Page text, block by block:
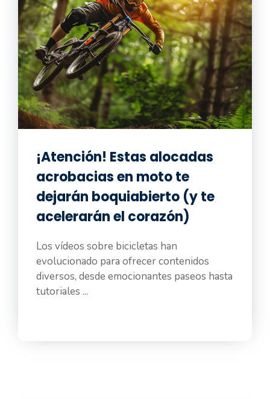
¡Atención! Estas alocadas
acrobacias en moto te
dejarán boquiabierto (y te
acelerarán el corazón)
Los vídeos sobre bicicletas han
evolucionado para ofrecer contenidos
diversos, desde emocionantes paseos hasta
tutoriales ...